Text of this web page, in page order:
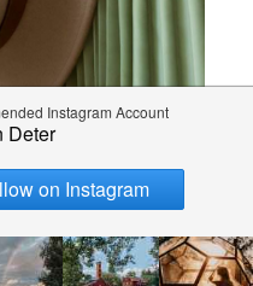
est enim pretium
elit. Duis bibendum eros
Donec mauris nisl,
semper ac diam.